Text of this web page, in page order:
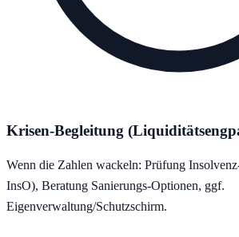
Krisen-Begleitung
Wenn die Zahlen wackeln: Prüfung
InsO), Beratung Sanierungs-Optionen, ggf.
Eigenverwaltung/Schutzschirm.